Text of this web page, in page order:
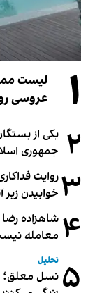
۱
عروسی
۲ یکی از
جمهوری
۳ خوابیدن
۴ شاهزاده
معامله
۵ تحلیل
نسل معلق؛